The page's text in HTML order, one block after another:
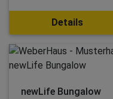
Details
newLife Bungalow